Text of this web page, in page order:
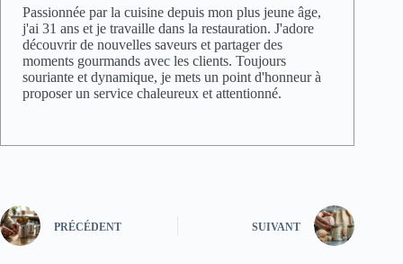
Passionnée par la cuisine depuis mon plus jeune âge,
j'ai 31 ans et je travaille dans la restauration. J'adore
découvrir de nouvelles saveurs et partager des
moments gourmands avec les clients. Toujours
souriante et dynamique, je mets un point d'honneur à
proposer un service chaleureux et attentionné.
PRÉCÉDENT SUIVANT